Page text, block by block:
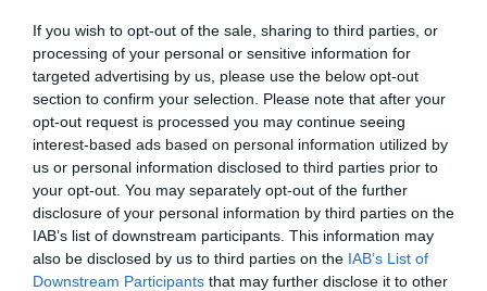
If you wish to opt-out of the sale, sharing to third parties, or
processing of your personal or sensitive information for
targeted advertising by us, please use the below opt-out
section to confirm your selection. Please note that after your
opt-out request is processed you may continue seeing
interest-based ads based on personal information utilized by
us or personal information disclosed to third parties prior to
your opt-out. You may separately opt-out of the further
disclosure of your personal information by third parties on the
IAB’s list of downstream participants. This information may
also be disclosed by us to third parties on the IAB’s List of
Downstream Participants that may further disclose it to other
Google de forma gratuïta.
Estigues informat amb les últimes notícies d'actualitat
ACTIVAR ARA
Arxivat a
Llanars